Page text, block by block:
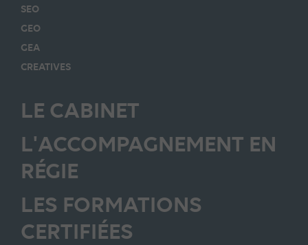
SEO
GEO
GEA
CREATIVES
LE CABINET
L'ACCOMPAGNEMENT EN
RÉGIE
LES FORMATIONS
CERTIFIÉES